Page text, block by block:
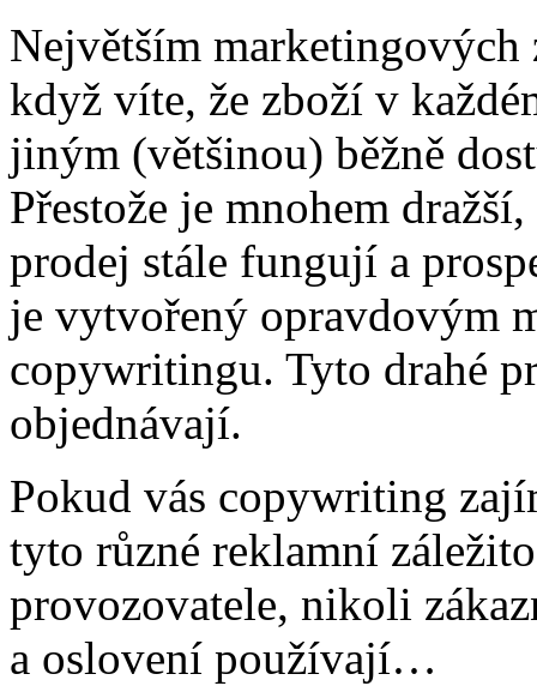
Největším marketingových
když víte, že zboží v
jiným (většinou) běžně
Přestože je mnohem
prodej stále fungují a
je vytvořený opravdovým
copywritingu. Tyto drahé
objednávají.
Pokud vás copywriting
tyto různé reklamní
provozovatele, nikoli
a oslovení používají…